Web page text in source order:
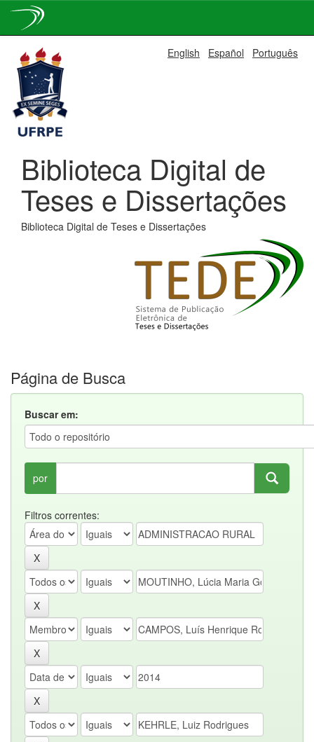
navigation
English Español Português
Biblioteca Digital de
Teses e Dissertações
Biblioteca Digital de Teses e Dissertações
Página de Busca
Buscar em:
por
Filtros correntes: